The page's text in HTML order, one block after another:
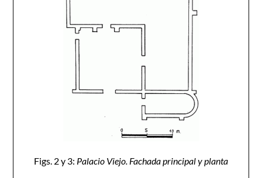
Figs. 2 y 3: Palacio Viejo. Fachada principal y planta